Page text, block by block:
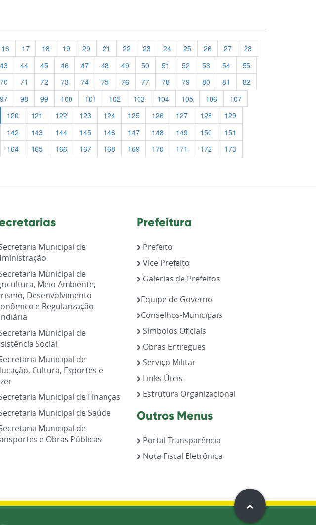
16 17 18 19 20 21 22 23 24 25 26 27
28
43 44 45 46 47 48 49 50 51 52 53 54
55
70 71 72 73 74 75 76 77 78 79 80 81
82
97 98 99 100 101 102 103 104 105 106
107
120 121 122 123 124 125 126 127 128
129
142 143 144 145 146 147 148 149 150
151
164 165 166 167 168 169 170 171 172
173
Municipal de
Municipal de
Meio Ambiente,
Desenvolvimento
e Regularização
Municipal de
Social
Municipal de
Cultura, Esportes e
Municipal de Finanças
Municipal de Saúde
Municipal de
e Obras Públicas
Prefeitura
Prefeito
Vice Prefeito
Galerias de Prefeitos
Equipe de Governo
Conselhos-Municipais
Símbolos Oficiais
Obras Entregues
Serviço Militar
Links Úteis
Estrutura Organizacional
Outros Menus
Portal Transparência
Nota Fiscal Eletrônica